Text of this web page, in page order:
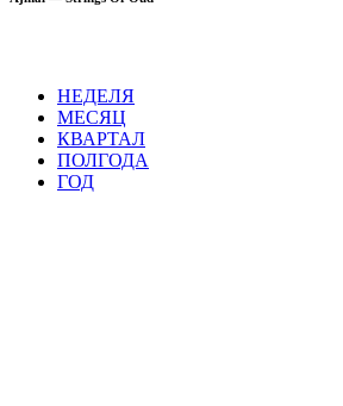
НЕДЕЛЯ
МЕСЯЦ
КВАРТАЛ
ПОЛГОДА
ГОД